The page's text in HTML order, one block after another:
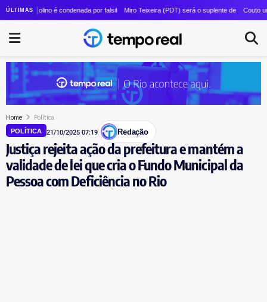
ÚLTIMAS
Couto esvazia cúpula da Ciência e Tecnologia após criação de pasta unificada
é condenada por falsificação de documentos; ex-prefeita de Magé nega e diz estar
Miro Teixeira (PDT) será o suplente de Pedro Paulo
Couto unifica
Home Política
POLÍTICA 21/10/2025 07:19 Redação
Justiça rejeita ação da prefeitura e mantém a
validade de lei que cria o Fundo Municipal da
Pessoa com Deficiência no Rio